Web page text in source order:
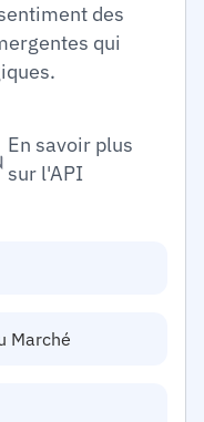
des
qui
En savoir plus
sur l'API
Marché